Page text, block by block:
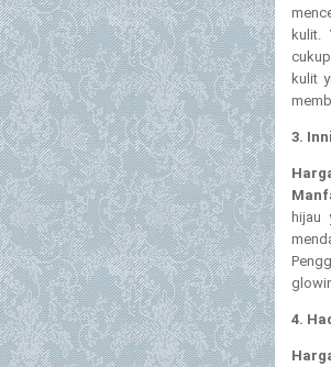
kulit.
kulit
3.
hijau
4.